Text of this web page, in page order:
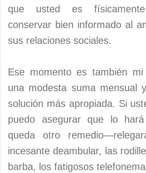
que usted es
conservar bien informado al
sus relaciones sociales.
Ese momento es también
una modesta suma mensual
solución más apropiada. Si
puedo asegurar que lo
queda otro
incesante deambular, las
barba, los fatigosos